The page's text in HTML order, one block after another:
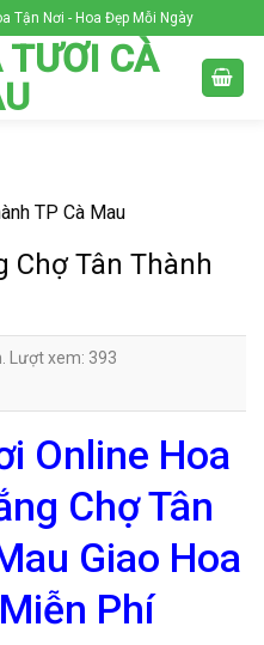
Tận Nơi - Hoa Đẹp Mỗi Ngày
TƯƠI CÀ
TP Cà Mau
Chợ Tân Thành
Lượt xem: 393
Online Hoa
Chợ Tân
Giao Hoa
Phí